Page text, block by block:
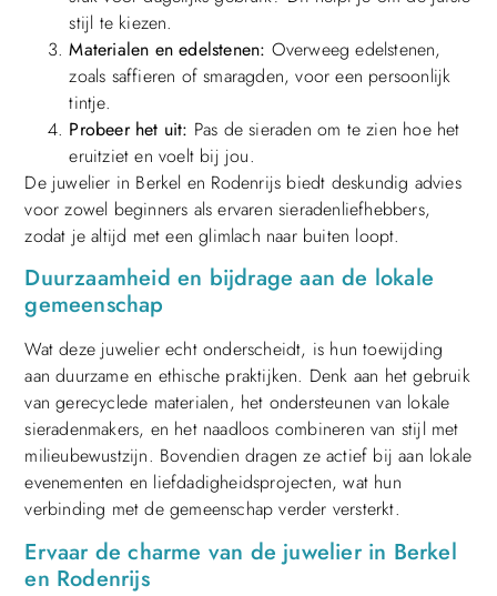
stijl te kiezen.
Materialen en edelstenen: Overweeg edelstenen,
zoals saffieren of smaragden, voor een persoonlijk
tintje.
Probeer het uit: Pas de sieraden om te zien hoe het
eruitziet en voelt bij jou.
De juwelier in Berkel en Rodenrijs biedt deskundig advies
voor zowel beginners als ervaren sieradenliefhebbers,
zodat je altijd met een glimlach naar buiten loopt.
Duurzaamheid en bijdrage aan de lokale
gemeenschap
Wat deze juwelier echt onderscheidt, is hun toewijding
aan duurzame en ethische praktijken. Denk aan het gebruik
van gerecyclede materialen, het ondersteunen van lokale
sieradenmakers, en het naadloos combineren van stijl met
milieubewustzijn. Bovendien dragen ze actief bij aan lokale
evenementen en liefdadigheidsprojecten, wat hun
verbinding met de gemeenschap verder versterkt.
Ervaar de charme van de juwelier in Berkel
en Rodenrijs